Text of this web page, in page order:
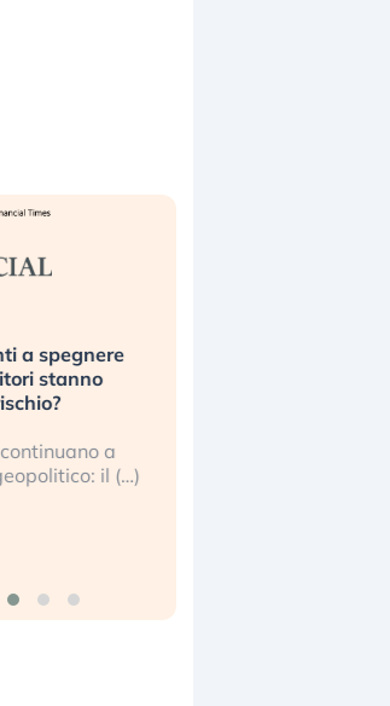
a spegnere
stanno
a
il (…)